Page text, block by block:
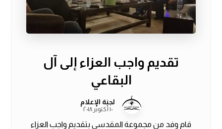
تقديم واجب العزاء إلى آل
البقاعي
لجنة الإعلام
١٠ أكتوبر ٢٠١٨
قام وفد من مجموعة المقدسي بتقديم واجب العزاء